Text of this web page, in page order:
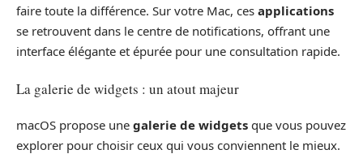
faire toute la différence. Sur votre Mac, ces applications
se retrouvent dans le centre de notifications, offrant une
interface élégante et épurée pour une consultation rapide.
La galerie de widgets : un atout majeur
macOS propose une galerie de widgets que vous pouvez
explorer pour choisir ceux qui vous conviennent le mieux.